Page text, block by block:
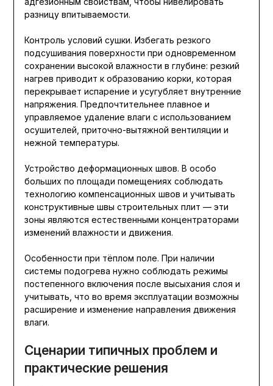
разницу впитываемости.
Контроль условий сушки. Избегать резкого
подсушивания поверхности при одновременном
сохранении высокой влажности в глубине: резкий
нагрев приводит к образованию корки, которая
перекрывает испарение и усугубляет внутренние
напряжения. Предпочтительнее плавное и
управляемое удаление влаги с использованием
осушителей, приточно-вытяжной вентиляции и
нежной температуры.
Устройство деформационных швов. В особо
больших по площади помещениях соблюдать
технологию компенсационных швов и учитывать
конструктивные швы строительных плит — эти
зоны являются естественными концентраторами
изменений влажности и движения.
Особенности при тёплом поле. При наличии
системы подогрева нужно соблюдать режимы
постепенного включения после высыхания слоя и
учитывать, что во время эксплуатации возможны
расширение и изменение направления движения
влаги.
Сценарии типичных проблем и
практические решения